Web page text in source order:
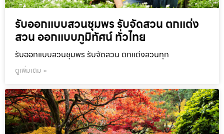
รับออกแบบสวนชุมพร รับจัดสวน ตกแต่ง
สวน ออกแบบภูมิทัศน์ ทั่วไทย
รับออกแบบสวนชุมพร รับจัดสวน ตกแต่งสวนทุก
ดูเพิ่มเติม »